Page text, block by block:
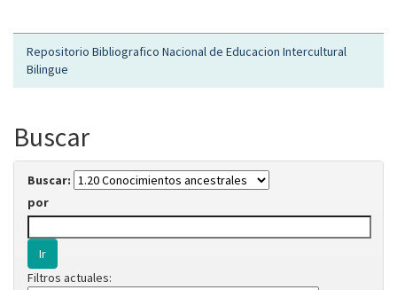
Repositorio Bibliografico Nacional de Educacion Intercultural
Bilingue
Buscar
Buscar:
por
Filtros actuales: